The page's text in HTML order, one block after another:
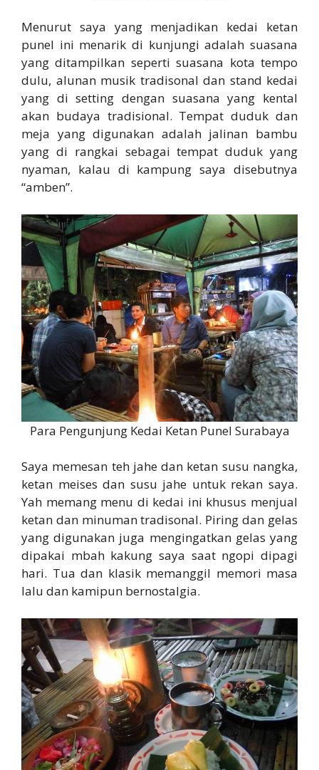
Menurut saya yang menjadikan kedai ketan
punel ini menarik di kunjungi adalah suasana
yang ditampilkan seperti suasana kota tempo
dulu, alunan musik tradisonal dan stand kedai
yang di setting dengan suasana yang kental
akan budaya tradisional. Tempat duduk dan
meja yang digunakan adalah jalinan bambu
yang di rangkai sebagai tempat duduk yang
nyaman, kalau di kampung saya disebutnya
“amben”.
Para Pengunjung Kedai Ketan Punel Surabaya
Saya memesan teh jahe dan ketan susu nangka,
ketan meises dan susu jahe untuk rekan saya.
Yah memang menu di kedai ini khusus menjual
ketan dan minuman tradisonal. Piring dan gelas
yang digunakan juga mengingatkan gelas yang
dipakai mbah kakung saya saat ngopi dipagi
hari. Tua dan klasik memanggil memori masa
lalu dan kamipun bernostalgia.